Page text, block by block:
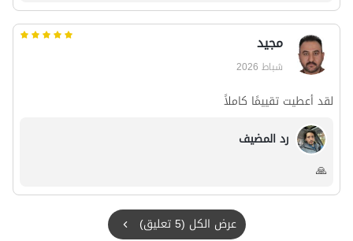
مجید
شباط 2026
لقد أعطيت تقييمًا كاملاً
رد المضيف
🙏
عرض الكل (5 تعليق)